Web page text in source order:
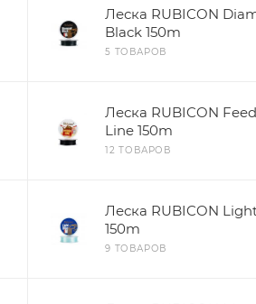
Леска RUBICON
Black 150m
5 ТОВАРОВ
Леска RUBICON
Line 150m
12 ТОВАРОВ
Леска RUBICON
150m
9 ТОВАРОВ